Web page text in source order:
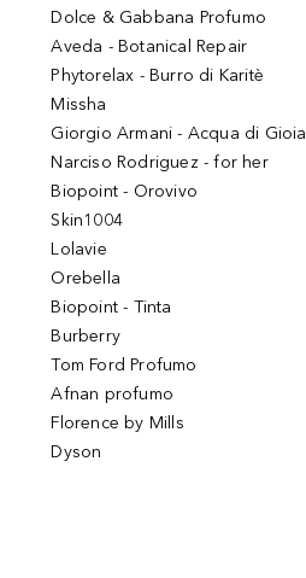
Dolce & Gabbana Profumo
Aveda - Botanical Repair
Phytorelax - Burro di Karitè
Missha
Giorgio Armani - Acqua di Gioia
Narciso Rodriguez - for her
Biopoint - Orovivo
Skin1004
Lolavie
Orebella
Biopoint - Tinta
Burberry
Tom Ford Profumo
Afnan profumo
Florence by Mills
Dyson